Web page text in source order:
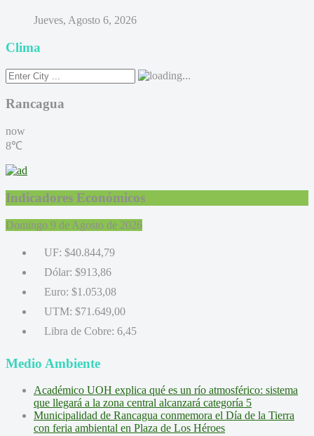
Jueves, Agosto 6, 2026
Clima
Rancagua
now
8℃
Indicadores Económicos
Domingo 9 de Agosto de 2026
UF: $40.844,79
Dólar: $913,86
Euro: $1.053,08
UTM: $71.649,00
Libra de Cobre: 6,45
Medio Ambiente
Académico UOH explica qué es un río atmosférico: sistema
que llegará a la zona central alcanzará categoría 5
Municipalidad de Rancagua conmemora el Día de la Tierra
con feria ambiental en Plaza de Los Héroes